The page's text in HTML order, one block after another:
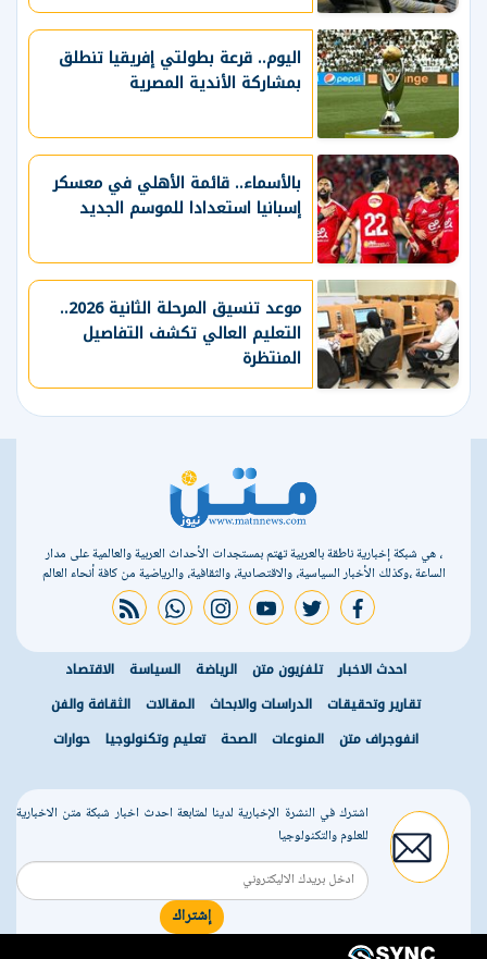
اليوم.. قرعة بطولتي إفريقيا تنطلق
بمشاركة الأندية المصرية
بالأسماء.. قائمة الأهلي في معسكر
إسبانيا استعدادا للموسم الجديد
موعد تنسيق المرحلة الثانية 2026..
التعليم العالي تكشف التفاصيل
المنتظرة
، هي شبكة إخبارية ناطقة بالعربية تهتم بمستجدات الأحداث العربية والعالمية على مدار
الساعة ،وكذلك الأخبار السياسية، والاقتصادية، والثقافية، والرياضية من كافة أنحاء العالم
facebook
twitter
youtube
instagram
whatsapp
rss feed
احدث الاخبار تلفزيون متن الرياضة السياسة
الاقتصاد
تقارير وتحقيقات
الدراسات والابحاث المقالات
الثقافة والفن
انفوجراف متن
المنوعات الصحة تعليم وتكنولوجيا حوارات
اشترك في النشرة الإخبارية لدينا لمتابعة احدث اخبار شبكة متن الاخبارية
للعلوم والتكنولوجيا
إشتراك